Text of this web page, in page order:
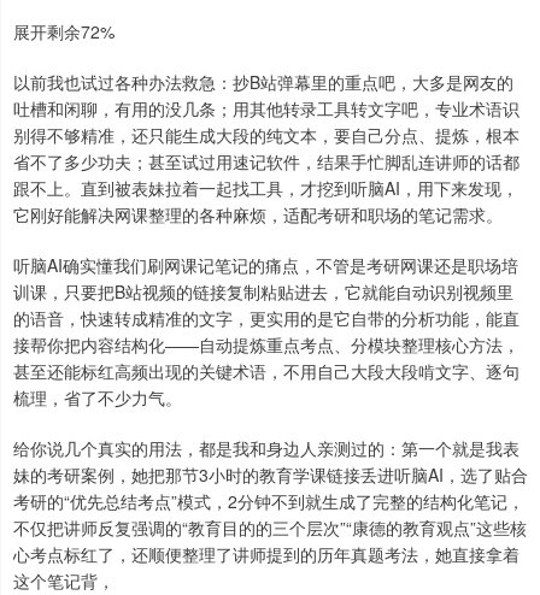
展开剩余72%
以前我也试过各种办法救急：抄B站弹幕里的重点吧，大多是网友的
吐槽和闲聊，有用的没几条；用其他转录工具转文字吧，专业术语识
别得不够精准，还只能生成大段的纯文本，要自己分点、提炼，根本
省不了多少功夫；甚至试过用速记软件，结果手忙脚乱连讲师的话都
跟不上。直到被表妹拉着一起找工具，才挖到听脑AI，用下来发现，
它刚好能解决网课整理的各种麻烦，适配考研和职场的笔记需求。
听脑AI确实懂我们刷网课记笔记的痛点，不管是考研网课还是职场培
训课，只要把B站视频的链接复制粘贴进去，它就能自动识别视频里
的语音，快速转成精准的文字，更实用的是它自带的分析功能，能直
接帮你把内容结构化——自动提炼重点考点、分模块整理核心方法，
甚至还能标红高频出现的关键术语，不用自己大段大段啃文字、逐句
梳理，省了不少力气。
给你说几个真实的用法，都是我和身边人亲测过的：第一个就是我表
妹的考研案例，她把那节3小时的教育学课链接丢进听脑AI，选了贴合
考研的“优先总结考点”模式，2分钟不到就生成了完整的结构化笔记，
不仅把讲师反复强调的“教育目的的三个层次”“康德的教育观点”这些核
心考点标红了，还顺便整理了讲师提到的历年真题考法，她直接拿着
这个笔记背，